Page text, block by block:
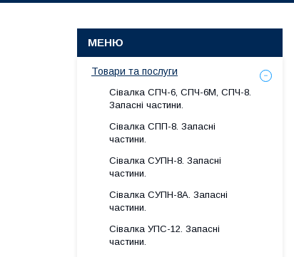
Товари та послуги
Сівалка СПЧ-6, СПЧ-6М, СПЧ-8.
Запасні частини.
Сівалка СПП-8. Запасні
частини.
Сівалка СУПН-8. Запасні
частини.
Сівалка СУПН-8А. Запасні
частини.
Сівалка УПС-12. Запасні
частини.